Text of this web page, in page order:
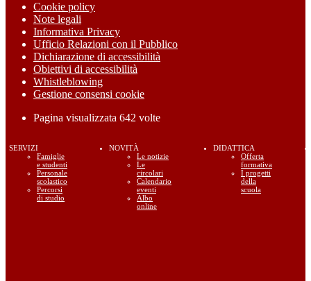
Cookie policy
Note legali
Informativa Privacy
Ufficio Relazioni con il Pubblico
Dichiarazione di accessibilità
Obiettivi di accessibilità
Whistleblowing
Gestione consensi cookie
Pagina visualizzata 642 volte
SERVIZI
Famiglie
e studenti
Personale
scolastico
Percorsi
di studio
NOVITÀ
Le notizie
Le
circolari
Calendario
eventi
Albo
online
DIDATTICA
Offerta
formativa
I progetti
della
scuola